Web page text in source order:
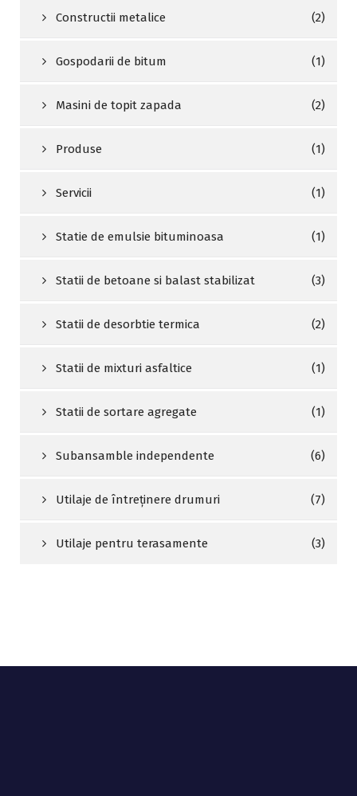
Constructii metalice (2)
Gospodarii de bitum (1)
Masini de topit zapada (2)
Produse (1)
Servicii (1)
Statie de emulsie bituminoasa (1)
Statii de betoane si balast stabilizat (3)
Statii de desorbtie termica (2)
Statii de mixturi asfaltice (1)
Statii de sortare agregate (1)
Subansamble independente (6)
Utilaje de întreținere drumuri (7)
Utilaje pentru terasamente (3)